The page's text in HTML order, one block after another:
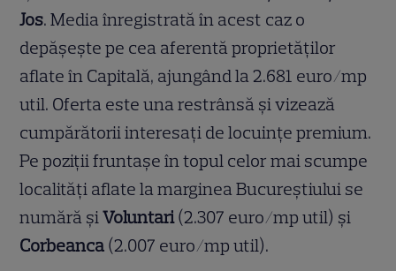
Jos. Media înregistrată în acest caz o
depășește pe cea aferentă proprietăților
aflate în Capitală, ajungând la 2.681 euro/mp
util. Oferta este una restrânsă și vizează
cumpărătorii interesați de locuințe premium.
Pe poziții fruntașe în topul celor mai scumpe
localități aflate la marginea Bucureștiului se
numără șiVoluntari(2.307 euro/mp util) și
Corbeanca (2.007 euro/mp util).